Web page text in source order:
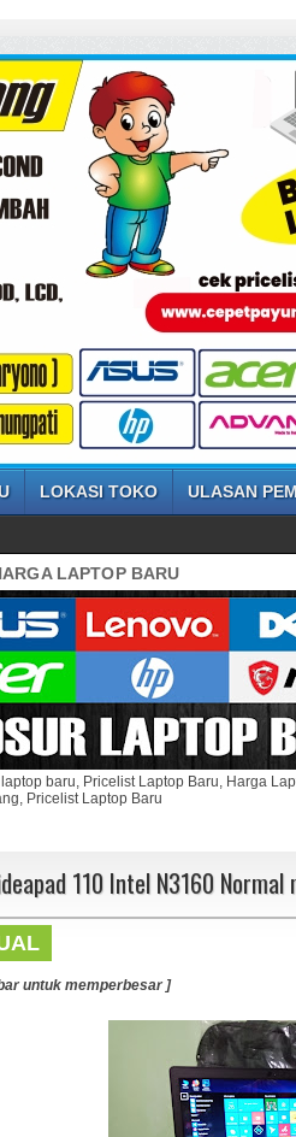
LOKASI TOKO ULASAN
LAPTOP BARU
baru, Pricelist Laptop Baru, Harga
Pricelist Laptop Baru
110 Intel N3160
untuk memperbesar ]